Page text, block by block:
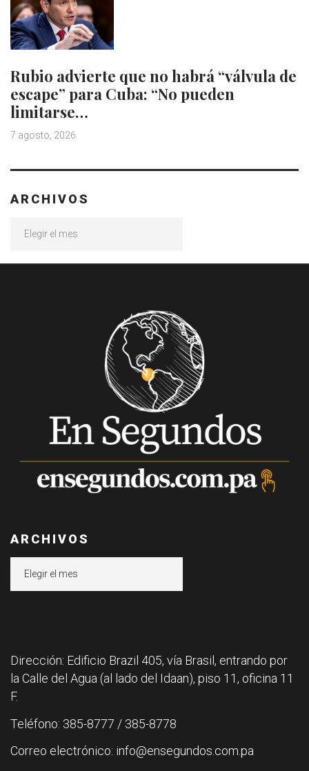
Rubio advierte que no habrá “válvula de
escape” para Cuba: “No pueden
limitarse…
7 agosto, 2026
ARCHIVOS
ARCHIVOS
Dirección: Edificio Brazil 405, vía Brasil, entrando por
la Calle del Agua (al lado del Idaan), piso 11, oficina 11
F.
Teléfono: 385-8777 / 385-8778
Correo electrónico: info@ensegundos.com.pa